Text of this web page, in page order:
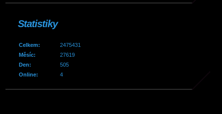
Statistiky
Online: 4
Celkem:
2475431
Měsíc:
27619
Den:
505